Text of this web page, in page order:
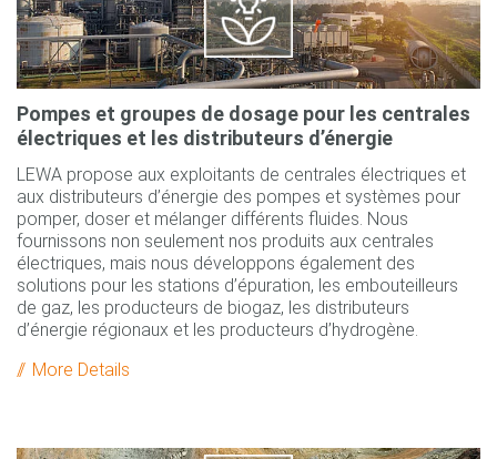
Pompes et groupes de dosage pour les centrales
électriques et les distributeurs d’énergie
LEWA propose aux exploitants de centrales électriques et
aux distributeurs d’énergie des pompes et systèmes pour
pomper, doser et mélanger différents fluides. Nous
fournissons non seulement nos produits aux centrales
électriques, mais nous développons également des
solutions pour les stations d’épuration, les embouteilleurs
de gaz, les producteurs de biogaz, les distributeurs
d’énergie régionaux et les producteurs d’hydrogène.
More Details